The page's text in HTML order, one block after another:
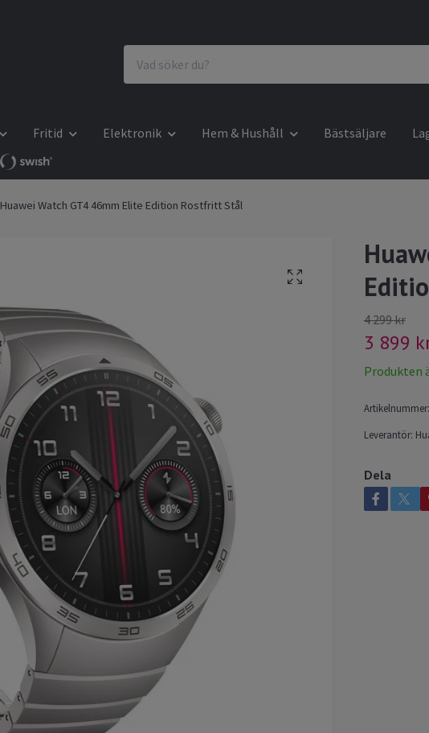
Fritid Elektronik Hem & Hushåll Bästsäljare
Huawei Watch GT4 46mm Elite Edition Rostfritt Stål
4 299 kr
3 899
Produkten
Artikelnummer:
Leverantör:
Dela